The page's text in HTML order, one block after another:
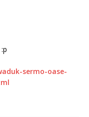
sermo-oase-